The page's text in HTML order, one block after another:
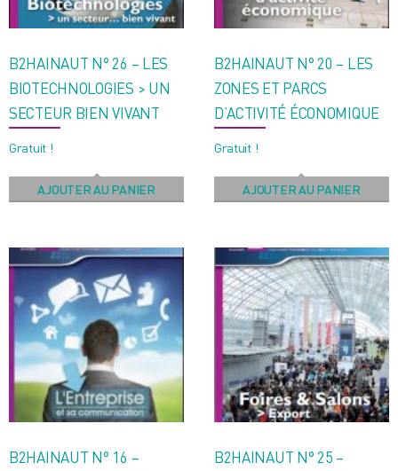
B2HAINAUT N° 26 – LES
BIOTECHNOLOGIES > UN
SECTEUR BIEN VIVANT
Gratuit !
AJOUTER AU PANIER
B2HAINAUT N° 20 – LES
ZONES ET PARCS
D’ACTIVITÉ ÉCONOMIQUE
Gratuit !
AJOUTER AU PANIER
B2HAINAUT N° 16 –
B2HAINAUT N° 25 –